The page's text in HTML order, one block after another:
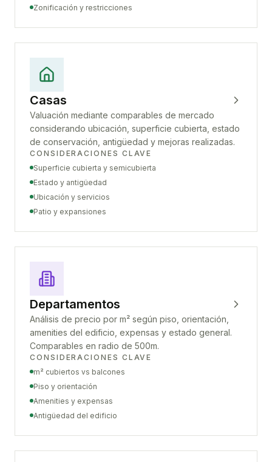
Zonificación y restricciones
Casas
Valuación mediante comparables de mercado
considerando ubicación, superficie cubierta, estado
de conservación, antigüedad y mejoras realizadas.
CONSIDERACIONES CLAVE
Superficie cubierta y semicubierta
Estado y antigüedad
Ubicación y servicios
Patio y expansiones
Departamentos
Análisis de precio por m² según piso, orientación,
amenities del edificio, expensas y estado general.
Comparables en radio de 500m.
CONSIDERACIONES CLAVE
m² cubiertos vs balcones
Piso y orientación
Amenities y expensas
Antigüedad del edificio